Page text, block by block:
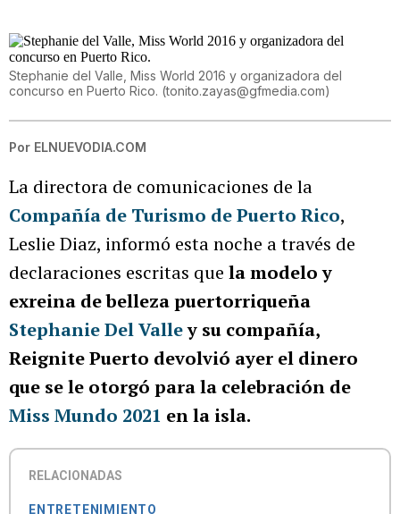
Stephanie del Valle, Miss World 2016 y organizadora del
concurso en Puerto Rico. (tonito.zayas@gfmedia.com)
Por ELNUEVODIA.COM
La directora de comunicaciones de la
Compañía de Turismo de Puerto Rico,
Leslie Diaz, informó esta noche a través de
declaraciones escritas que la modelo y
exreina de belleza puertorriqueña
Stephanie Del Valley su compañía,
Reignite Puerto devolvió ayer el dinero
que se le otorgó para la celebración de
Miss Mundo 2021 en la isla.
RELACIONADAS
ENTRETENIMIENTO